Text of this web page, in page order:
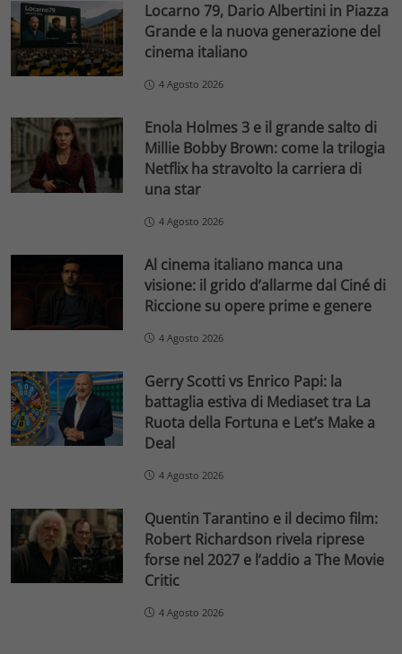
Locarno 79, Dario Albertini in Piazza
Grande e la nuova generazione del
cinema italiano
4 Agosto 2026
Enola Holmes 3 e il grande salto di
Millie Bobby Brown: come la trilogia
Netflix ha stravolto la carriera di
una star
4 Agosto 2026
Al cinema italiano manca una
visione: il grido d’allarme dal Ciné di
Riccione su opere prime e genere
4 Agosto 2026
Gerry Scotti vs Enrico Papi: la
battaglia estiva di Mediaset tra La
Ruota della Fortuna e Let’s Make a
Deal
4 Agosto 2026
Quentin Tarantino e il decimo film:
Robert Richardson rivela riprese
forse nel 2027 e l’addio a The Movie
Critic
4 Agosto 2026